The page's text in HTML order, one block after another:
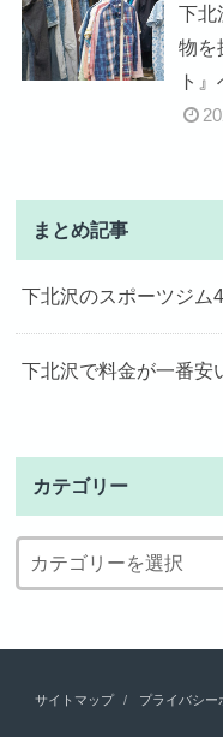
下北
物を
ト
まとめ記事
下北沢のスポーツジム
下北沢で料金が一番安
カテゴリー
サイトマップ プライバシー